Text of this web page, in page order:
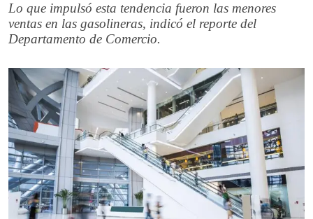
Lo que impulsó esta tendencia fueron las menores
ventas en las gasolineras, indicó el reporte del
Departamento de Comercio.